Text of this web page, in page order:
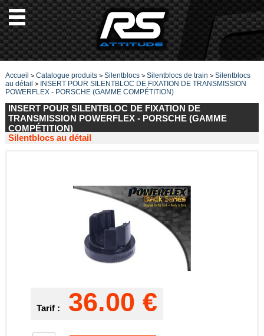
Accueil > Catalogue produits> Silentblocs> Silentblocs de train > Silentblocs
au détail >
INSERT POUR SILENTBLOC DE FIXATION DE TRANSMISSION
POWERFLEX - PORSCHE (GAMME COMPÉTITION)
INSERT POUR SILENTBLOC DE FIXATION DE
TRANSMISSION POWERFLEX - PORSCHE (GAMME
COMPÉTITION)
Silentblocs au détail
Tarif : 36.00 €